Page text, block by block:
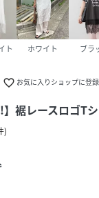
ト ホワイト ブラ
favorite_border お気に入りショップに登
】裾レースロゴT
)